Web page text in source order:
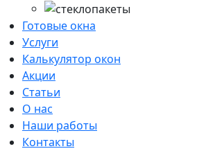
Готовые окна
Услуги
Калькулятор окон
Акции
Статьи
О нас
Наши работы
Контакты